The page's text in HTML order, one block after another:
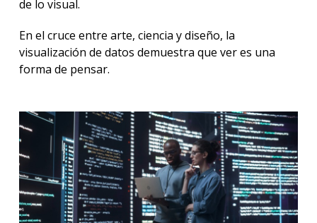
de lo visual.
En el cruce entre arte, ciencia y diseño, la
visualización de datos demuestra que ver es una
forma de pensar.